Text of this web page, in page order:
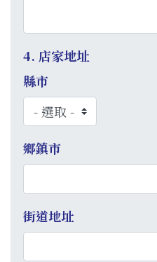
4. 店家地址
縣市
鄉鎮市
街道地址